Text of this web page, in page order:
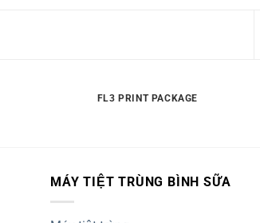
FL3 PRINT PACKAGE
MÁY TIỆT TRÙNG BÌNH SỮA